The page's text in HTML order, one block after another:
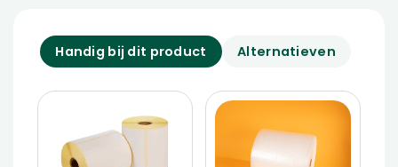
Handig bij dit product Alternatieven